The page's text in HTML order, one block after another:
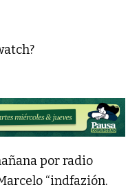
por radio
“indfazión,